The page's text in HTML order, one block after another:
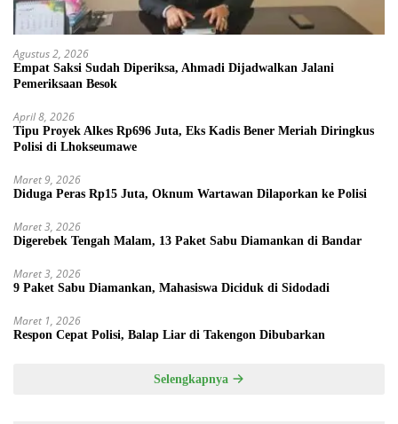
Agustus 2, 2026
Empat Saksi Sudah Diperiksa, Ahmadi Dijadwalkan Jalani
Pemeriksaan Besok
April 8, 2026
Tipu Proyek Alkes Rp696 Juta, Eks Kadis Bener Meriah Diringkus
Polisi di Lhokseumawe
Maret 9, 2026
Diduga Peras Rp15 Juta, Oknum Wartawan Dilaporkan ke Polisi
Maret 3, 2026
Digerebek Tengah Malam, 13 Paket Sabu Diamankan di Bandar
Maret 3, 2026
9 Paket Sabu Diamankan, Mahasiswa Diciduk di Sidodadi
Maret 1, 2026
Respon Cepat Polisi, Balap Liar di Takengon Dibubarkan
Selengkapnya